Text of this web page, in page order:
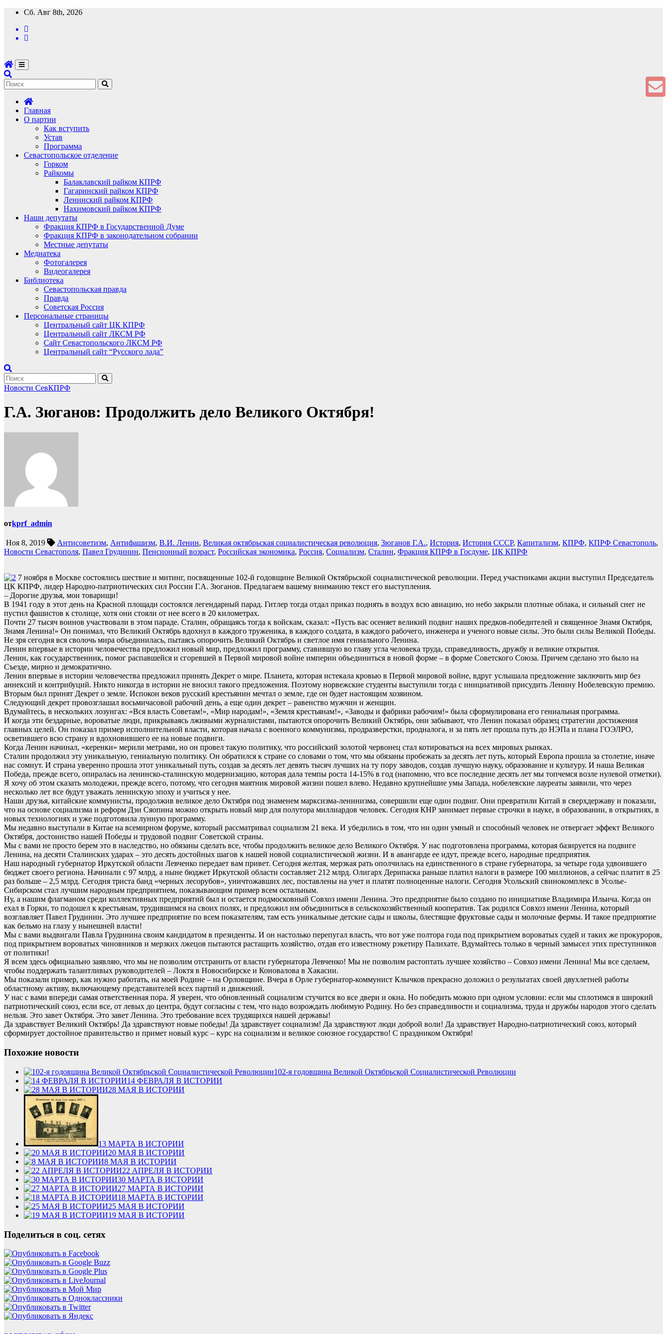
Перейти
содержимому
Сб. Авг 8th, 2026
Главная
О партии
Как вступить
Устав
Программа
Севастопольское отделение
Горком
Райкомы
Балаклавский райком КПРФ
Гагаринский райком КПРФ
Ленинский райком КПРФ
Нахимовский райком КПРФ
Наши депутаты
Фракция КПРФ в Государственной Думе
Фракция КПРФ в законодательном собрании
Местные депутаты
Медиатека
Фотогалерея
Видеогалерея
Библиотека
Севастопольская правда
Правда
Советская Россия
Персональные страницы
Центральный сайт ЦК КПРФ
Центральный сайт ЛКСМ РФ
Сайт Севастопольского ЛКСМ РФ
Центральный сайт “Русского лада”
Новости СевКПРФ
Г.А. Зюганов: Продолжить дело Великого Октября!
отkprf_admin
Ноя 8, 2019 Антисоветизм, Антифашизм, В.И. Ленин, Великая октябрьская социалистическая революция, Зюганов Г.А., История, История СССР, Капитализм, КПРФ, КПРФ Севастополь,
Новости Севастополя, Павел Грудинин, Пенсионный возраст, Российская экономика, Россия, Социализм, Сталин, Фракция КПРФ в Госдуме, ЦК КПРФ
7 ноября в Москве состоялись шествие и митинг, посвященные 102-й годовщине Великой Октябрьской социалистической революции. Перед участниками акции выступил Председатель
ЦК КПРФ, лидер Народно-патриотических сил России Г.А. Зюганов. Предлагаем вашему вниманию текст его выступления.
– Дорогие друзья, мои товарищи!
В 1941 году в этот день на Красной площади состоялся легендарный парад. Гитлер тогда отдал приказ поднять в воздух всю авиацию, но небо закрыли плотные облака, и сильный снег не
пустил фашистов к столице, хотя они стояли от нее всего в 20 километрах.
Почти 27 тысяч воинов участвовали в этом параде. Сталин, обращаясь тогда к войскам, сказал: «Пусть вас осеняет великий подвиг наших предков-победителей и священное Знамя Октября,
Знамя Ленина!» Он понимал, что Великий Октябрь вдохнул в каждого труженика, в каждого солдата, в каждого рабочего, инженера и ученого новые силы. Это были силы Великой Победы.
Не зря сегодня вся сволочь мира объединилась, пытаясь опорочить Великий Октябрь и светлое имя гениального Ленина.
Ленин впервые в истории человечества предложил новый мир, предложил программу, ставившую во главу угла человека труда, справедливость, дружбу и великие открытия.
Ленин, как государственник, помог распавшейся и сгоревшей в Первой мировой войне империи объединиться в новой форме – в форме Советского Союза. Причем сделано это было на
Съезде, мирно и демократично.
Ленин впервые в истории человечества предложил принять Декрет о мире. Планета, которая истекала кровью в Первой мировой войне, вдруг услышала предложение заключить мир без
аннексий и контрибуций. Никто никогда в истории не вносил такого предложения. Поэтому норвежские студенты выступили тогда с инициативой присудить Ленину Нобелевскую премию.
Вторым был принят Декрет о земле. Испокон веков русский крестьянин мечтал о земле, где он будет настоящим хозяином.
Следующий декрет провозглашал восьмичасовой рабочий день, а еще один декрет – равенство мужчин и женщин.
Вдумайтесь, в нескольких лозунгах: «Вся власть Советам!», «Мир народам!», «Земля крестьянам!», «Заводы и фабрики рабочим!» была сформулирована его гениальная программа.
И когда эти бездарные, вороватые люди, прикрываясь лживыми журналистами, пытаются опорочить Великий Октябрь, они забывают, что Ленин показал образец стратегии достижения
главных целей. Он показал пример исполнительной власти, которая начала с военного коммунизма, продразверстки, продналога, и за пять лет прошла путь до НЭПа и плана ГОЭЛРО,
осветившего всю страну и вдохновившего ее на новые подвиги.
Когда Ленин начинал, «керенки» мерили метрами, но он провел такую политику, что российский золотой червонец стал котироваться на всех мировых рынках.
Сталин продолжил эту уникальную, гениальную политику. Он обратился к стране со словами о том, что мы обязаны пробежать за десять лет путь, который Европа прошла за столетие, иначе
нас сомнут. И страна уверенно прошла этот уникальный путь, создав за десять лет девять тысяч лучших на ту пору заводов, создав лучшую науку, образование и культуру. И наша Великая
Победа, прежде всего, опиралась на ленинско-сталинскую модернизацию, которая дала темпы роста 14-15% в год (напомню, что все последние десять лет мы топчемся возле нулевой отметки).
Я хочу об этом сказать молодежи, прежде всего, потому, что сегодня маятник мировой жизни пошел влево. Недавно крупнейшие умы Запада, нобелевские лауреаты заявили, что через
несколько лет все будут уважать ленинскую эпоху и учиться у нее.
Наши друзья, китайские коммунисты, продолжив великое дело Октября под знаменем марксизма-ленинизма, совершили еще один подвиг. Они превратили Китай в сверхдержаву и показали,
что на основе социализма и реформ Дэн Сяопина можно открыть новый мир для полутора миллиардов человек. Сегодня КНР занимает первые строчки в науке, в образовании, в открытиях, в
новых технологиях и уже подготовила лунную программу.
Мы недавно выступали в Китае на всемирном форуме, который рассматривал социализм 21 века. И убедились в том, что ни один умный и способный человек не отвергает эффект Великого
Октября, достоинство нашей Победы и трудовой подвиг Советской страны.
Мы с вами не просто берем это в наследство, но обязаны сделать все, чтобы продолжить великое дело Великого Октября. У нас подготовлена программа, которая базируется на подвиге
Ленина, на десяти Сталинских ударах – это десять достойных шагов к нашей новой социалистической жизни. И в авангарде ее идут, прежде всего, народные предприятия.
Наш народный губернатор Иркутской области Левченко передает вам привет. Сегодня желтая, мерзкая рать ополчилась на единственного в стране губернатора, за четыре года удвоившего
бюджет своего региона. Начинали с 97 млрд, а ныне бюджет Иркутской области составляет 212 млрд. Олигарх Дерипаска раньше платил налоги в размере 100 миллионов, а сейчас платит в 25
раз больше – 2,5 млрд. Сегодня триста банд «черных лесорубов», уничтожавших лес, поставлены на учет и платят полноценные налоги. Сегодня Усольский свинокомплекс в Усолье-
Сибирском стал лучшим народным предприятием, показывающим пример всем остальным.
Ну, а нашим флагманом среди коллективных предприятий был и остается подмосковный Совхоз имени Ленина. Это предприятие было создано по инициативе Владимира Ильича. Когда он
ехал в Горки, то подошел к крестьянам, трудившимся на своих полях, и предложил им объединиться в сельскохозяйственный кооператив. Так родился Совхоз имени Ленина, который
возглавляет Павел Грудинин. Это лучшее предприятие по всем показателям, там есть уникальные детские сады и школы, блестящие фруктовые сады и молочные фермы. И такое предприятие
как бельмо на глазу у нынешней власти!
Мы с вами выдвигали Павла Грудинина своим кандидатом в президенты. И он настолько перепугал власть, что вот уже полтора года под прикрытием вороватых судей и таких же прокуроров,
под прикрытием вороватых чиновников и мерзких лжецов пытаются растащить хозяйство, отдав его известному рэкетиру Палихате. Вдумайтесь только в черный замысел этих преступников
от политики!
Я всем здесь официально заявляю, что мы не позволим отстранить от власти губернатора Левченко! Мы не позволим растоптать лучшее хозяйство – Совхоз имени Ленина! Мы все сделаем,
чтобы поддержать талантливых руководителей – Локтя в Новосибирске и Коновалова в Хакасии.
Мы показали пример, как нужно работать, на моей Родине – на Орловщине. Вчера в Орле губернатор-коммунист Клычков прекрасно доложил о результатах своей двухлетней работы
областному активу, включающему представителей всех партий и движений.
У нас с вами впереди самая ответственная пора. Я уверен, что обновленный социализм стучится во все двери и окна. Но победить можно при одном условии: если мы сплотимся в широкий
патриотический союз, если все, от левых до центра, будут согласны с тем, что надо возрождать любимую Родину. Но без справедливости и социализма, труда и дружбы народов этого сделать
нельзя. Это завет Октября. Это завет Ленина. Это требование всех трудящихся нашей державы!
Да здравствует Великий Октябрь! Да здравствуют новые победы! Да здравствует социализм! Да здравствуют люди доброй воли! Да здравствует Народно-патриотический союз, который
сформирует достойное правительство и примет новый курс – курс на социализм и великое союзное государство! С праздником Октября!
Похожие новости
102-я годовщина Великой Октябрьской Социалистической Революции
14 ФЕВРАЛЯ В ИСТОРИИ
28 МАЯ В ИСТОРИИ
13 МАРТА В ИСТОРИИ
20 МАЯ В ИСТОРИИ
8 МАЯ В ИСТОРИИ
22 АПРЕЛЯ В ИСТОРИИ
30 МАРТА В ИСТОРИИ
27 МАРТА В ИСТОРИИ
18 МАРТА В ИСТОРИИ
25 МАЯ В ИСТОРИИ
19 МАЯ В ИСТОРИИ
Поделиться в соц. сетях